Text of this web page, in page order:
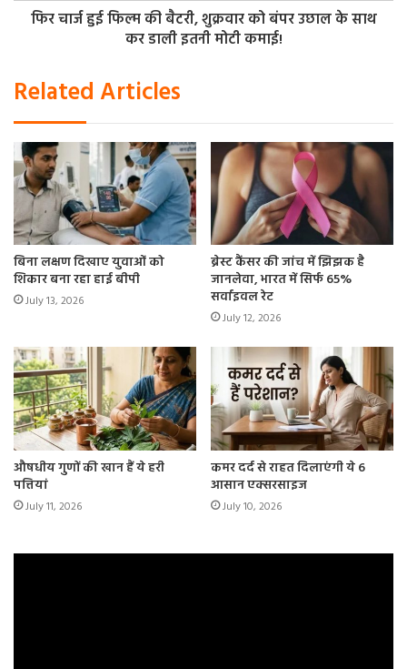
फिर चार्ज हुई फिल्म की बैटरी, शुक्रवार को बंपर उछाल के साथ
कर डाली इतनी मोटी कमाई!
Related Articles
बिना लक्षण दिखाए युवाओं को
शिकार बना रहा हाई बीपी
July 13, 2026
ब्रेस्ट कैंसर की जांच में झिझक है
जानलेवा, भारत में सिर्फ 65%
सर्वाइवल रेट
July 12, 2026
औषधीय गुणों की खान हैं ये हरी
पत्तियां
July 11, 2026
कमर दर्द से राहत दिलाएंगी ये 6
आसान एक्सरसाइज
July 10, 2026